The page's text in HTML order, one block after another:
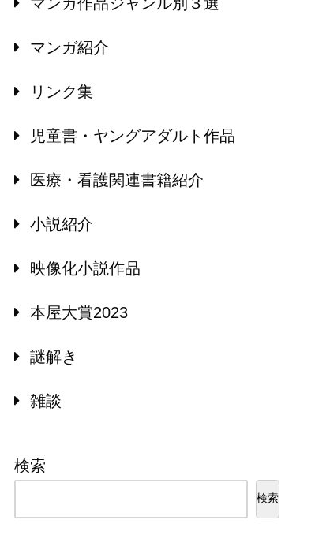
マンガ紹介
リンク集
児童書・ヤングアダルト作品
医療・看護関連書籍紹介
小説紹介
映像化小説作品
本屋大賞2023
謎解き
雑談
検索
検索